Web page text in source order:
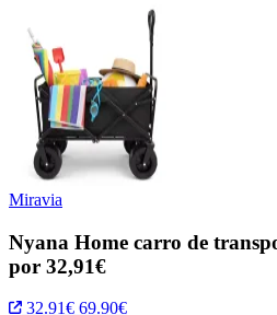
Miravia
Nyana Home carro de
por 32,91€
32.91€ 69.90€